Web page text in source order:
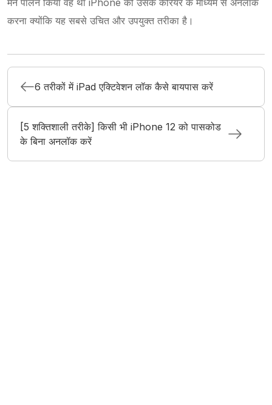
मैंने पालन किया वह था iPhone को उसके कैरियर के माध्यम से अनलॉक
करना क्योंकि यह सबसे उचित और उपयुक्त तरीका है।
6 तरीकों में iPad एक्टिवेशन लॉक कैसे बायपास करें
[5 शक्तिशाली तरीके] किसी भी iPhone 12 को पासकोड
के बिना अनलॉक करें